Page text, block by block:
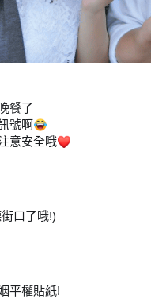
餐了
號啊😂
意安全哦
口了哦!)
平權貼紙!